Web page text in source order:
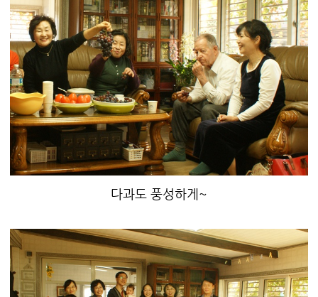
다과도 풍성하게~